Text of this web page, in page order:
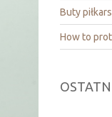
Buty
How to